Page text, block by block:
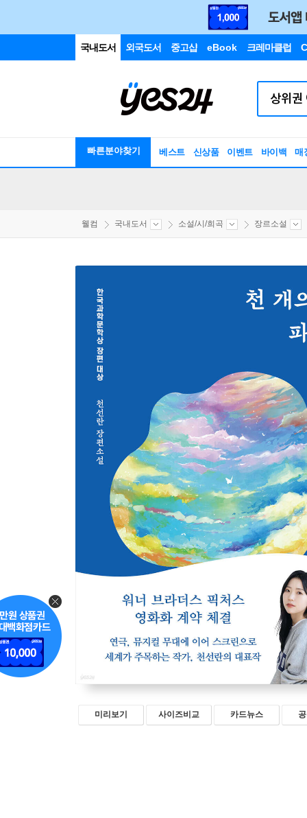
국내도서 외국도서 중고샵 eBook 크레마클럽
빠른분야찾기 베스트 신상품 이벤트 바이백 매
웰컴 국내도서 소설/시/희곡 장르소설
미리보기 사이즈비교 카드뉴스